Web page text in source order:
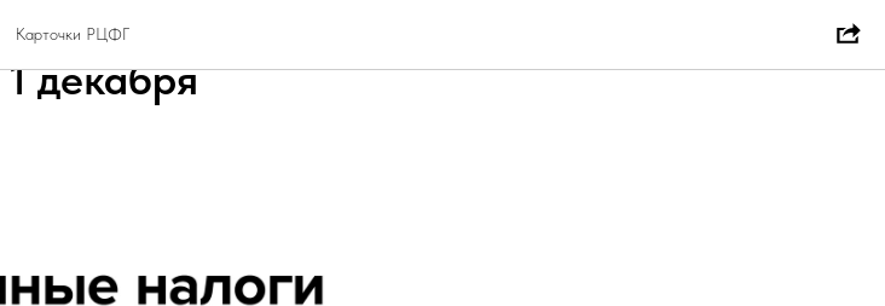
Карточки РЦФГпо-новому: что и как
декабря